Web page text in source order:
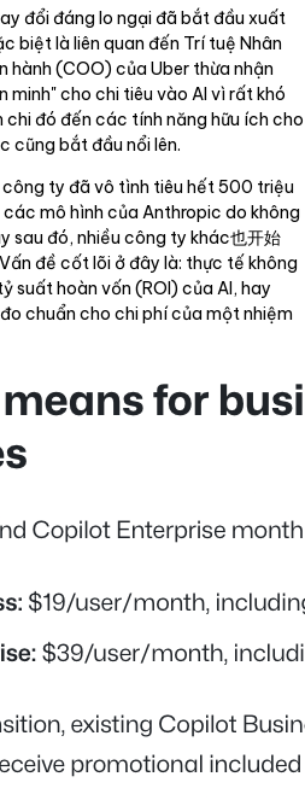
đổi đáng lo ngại đã bắt đầu xuất
biệt là liên quan đến Trí tuệ Nhân
hành (COO) của Uber thừa nhận
minh" cho chi tiêu vào AI vì rất khó
đó đến các tính năng hữu ích cho
cũng bắt đầu nổi lên.
ty đã vô tình tiêu hết 500 triệu
mô hình của Anthropic do không
sau đó, nhiều công ty khác也开始
đề cốt lõi ở đây là: thực tế không
suất hoàn vốn (ROI) của AI, hay
chuẩn cho chi phí của một nhiệm